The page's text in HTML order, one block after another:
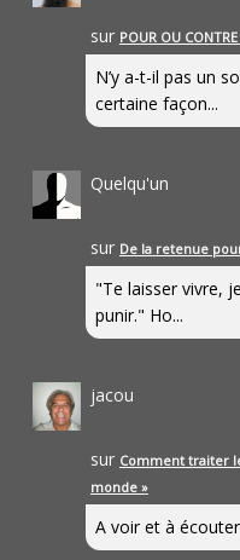
sur POUR OU
N’y a-t-il pas un
certaine façon...
Quelqu'un
sur De la retenue
"Te laisser vivre,
punir." Ho...
jacou
sur Comment traiter
monde »
A voir et à